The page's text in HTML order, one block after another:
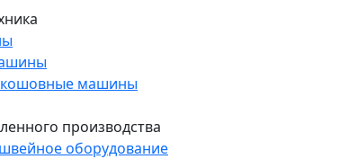
машины
производства
оборудование